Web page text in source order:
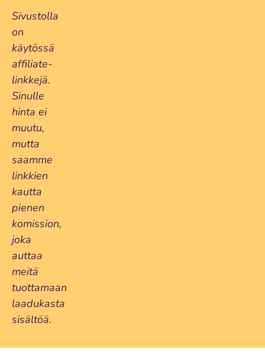
Sivustolla
on
käytössä
affiliate-
linkkejä.
Sinulle
hinta ei
muutu,
mutta
saamme
linkkien
kautta
pienen
komission,
joka
auttaa
meitä
tuottamaan
laadukasta
sisältöä.